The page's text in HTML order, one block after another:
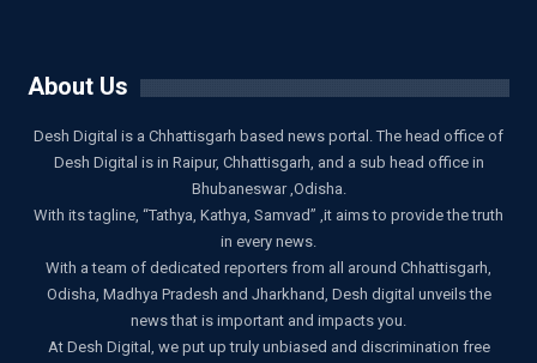
About Us
Desh Digital is a Chhattisgarh based news portal. The head office of
Desh Digital is in Raipur, Chhattisgarh, and a sub head office in
Bhubaneswar ,Odisha.
With its tagline, “Tathya, Kathya, Samvad” ,it aims to provide the truth
in every news.
With a team of dedicated reporters from all around Chhattisgarh,
Odisha, Madhya Pradesh and Jharkhand, Desh digital unveils the
news that is important and impacts you.
At Desh Digital, we put up truly unbiased and discrimination free